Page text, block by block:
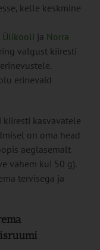
kelle keskmine
Ülikooli ja Norra
valgust kiiresti
erinevaid
kasvavatele
on oma head
aeglasemalt
vähem kui 50 g).
tervisega ja